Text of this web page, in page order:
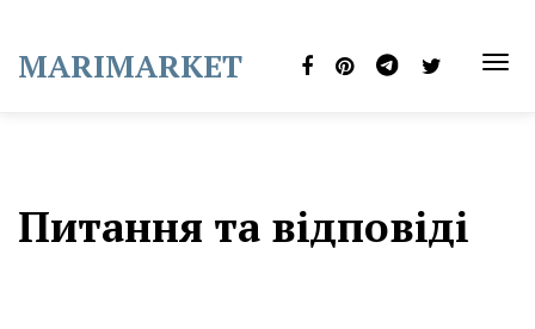
content
MARIMARKET
Питання та відповіді